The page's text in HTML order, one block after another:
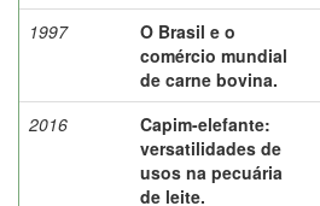
1997
O Brasil e o
comércio mundial
de carne bovina.
2016
Capim-elefante:
versatilidades de
usos na pecuária
de leite.